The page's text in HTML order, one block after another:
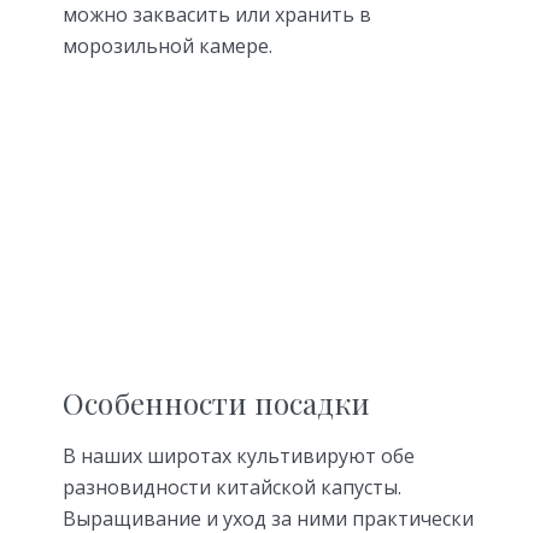
можно заквасить или хранить в
морозильной камере.
Особенности посадки
В наших широтах культивируют обе
разновидности китайской капусты.
Выращивание и уход за ними практически